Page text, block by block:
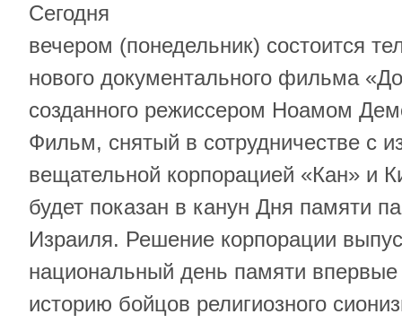
Сегодня
вечером (понедельник) состоится
нового документального фильма
созданного режиссером Ноамом
Фильм, снятый в сотрудничестве с
вещательной корпорацией «Кан» и
будет показан в канун Дня памяти
Израиля. Решение корпорации
национальный день памяти
историю бойцов религиозного